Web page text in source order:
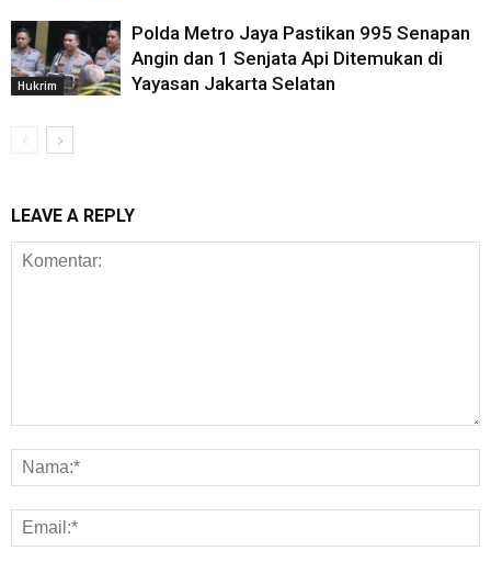
Hukrim
Polda Metro Jaya Pastikan 995 Senapan
Angin dan 1 Senjata Api Ditemukan di
Yayasan Jakarta Selatan
LEAVE A REPLY